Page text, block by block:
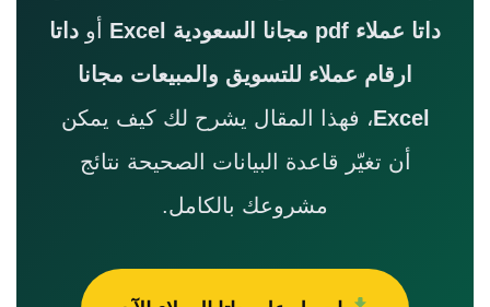
داتا عملاء pdf مجانا السعودية Excel
أو داتا
ارقام عملاء للتسويق والمبيعات مجانا
Excel، فهذا المقال يشرح لك كيف يمكن
أن تغيّر قاعدة البيانات الصحيحة نتائج
مشروعك بالكامل.